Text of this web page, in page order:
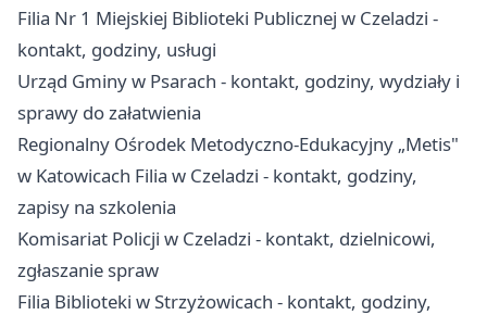
Filia Nr 1 Miejskiej Biblioteki Publicznej w Czeladzi -
kontakt, godziny, usługi
Urząd Gminy w Psarach - kontakt, godziny, wydziały i
sprawy do załatwienia
Regionalny Ośrodek Metodyczno-Edukacyjny „Metis"
w Katowicach Filia w Czeladzi - kontakt, godziny,
zapisy na szkolenia
Komisariat Policji w Czeladzi - kontakt, dzielnicowi,
zgłaszanie spraw
Filia Biblioteki w Strzyżowicach - kontakt, godziny,